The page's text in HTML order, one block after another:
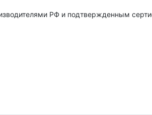
РФ и подтвержденным